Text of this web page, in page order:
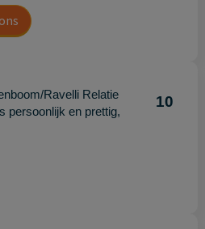
Ravelli Relatie
persoonlijk en prettig,
10